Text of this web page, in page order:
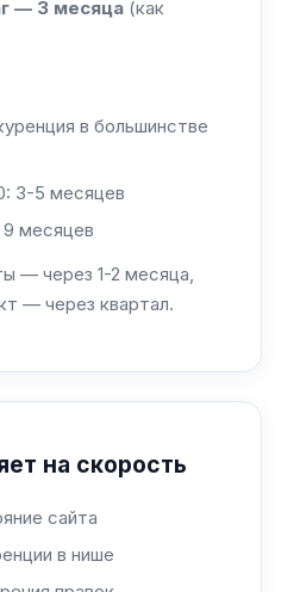
— 3 месяца (как
в большинстве
3-5 месяцев
месяцев
— через 1-2 месяца,
— через квартал.
на скорость
сайта
в нише